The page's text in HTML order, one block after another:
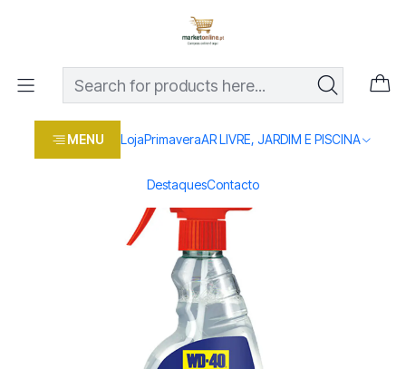
MENU LojaPrimaveraAR LIVRE, JARDIM E PISCINA
DestaquesContacto
Os melhores preços em produtos para casa, jardim e bricolage
Loja Casa e conforto
BRICOLAGE E FERRAMENTAS
Spray WD-40 SPECIALIST Motorbike Limpeza Total 500ML